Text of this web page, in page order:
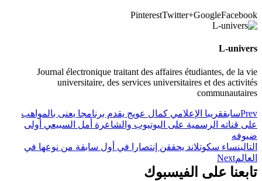
Facebook
Google+
Twitter
Pinterest
L-univers
Journal électronique traitant des affaires étudiantes, de la vie
universitaire, des services universitaires et des activités
communautaires
Prevسابققريبا الإعلامي كمال عويج يقدم برنامجا يعنى بالمواهب
على قناته الرسمية على اليوتيوب والشاعرة أمل السبيعي أولى
ضيوفه
التالينساء سكوتلاند يحققن إنتصارا في أول سابقة من نوعها في
العالمNext
تابعنا على الفيسبوك